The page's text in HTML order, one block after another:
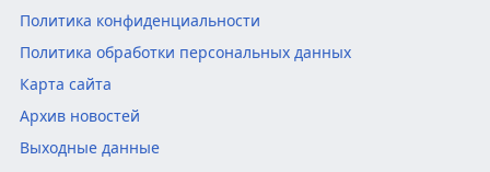
Политика конфиденциальности
Политика обработки персональных данных
Карта сайта
Архив новостей
Выходные данные